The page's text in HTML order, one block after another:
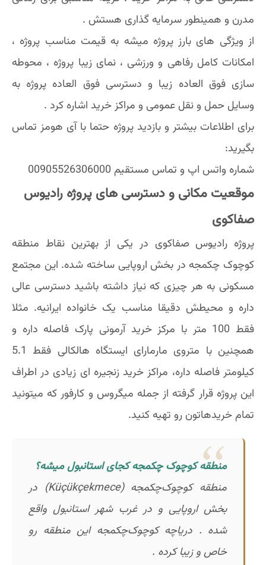
مدرن و همینطور سرمایه گذاری هستش .
از ویژگی های بارز پروژه میشه به قیمت مناسب پروژه ،
امکانات کامل رفاهی و ورزشی ، نمای زیبا پروژه ، محوطه
سازی فوق العاده زیبا و دسترسی فوق العاده پروژه به
وسایل حمل و نقل عمومی و مراکز خرید اشاره کرد .
برای اطلاعات بیشتر و بازدید پروژه حتما با آی هومز تماس
بگیرید:
شماره واتس اپ و تماس مستقیم 00905526306000
موقعیت مکانی و دسترسی های پروژه رادیوس
صفاکوی
پروژه رادیوس صفاکوی در یکی از بهترین نقاط منطقه
کوچوک چکمجه در بخش اروپایی ساخته شده. این مجتمع
مسکونی به هر چیزی که نیاز داشته باشید دسترسی عالی
داره و محیطش دقیقا مناسب یک خانواده ایرانیه. مثلا
فقط 100 متر با مرکز خرید آرمونی پارک فاصله داره و
همچنین با متروی مارمارای ایستگاه هالکالی فقط 5.1
کیلومتر فاصله داره، مراکز خرید زنجیره ای زیادی در اطراف
این پروژه قرار گرفته از جمله میگروس و کارفور که میتونید
تمام خریدهاتون رو تهیه کنید.
منطقه کوچوک چکمجه کجای استانبول میشه؟
منطقه کوچوک‌چکمجه (Küçükçekmece) در
بخش اروپایی و در غرب شهر استانبول واقع
شده . دریاچه کوچوک‌چکمجه این منطقه رو
خاص و زیبا کرده .